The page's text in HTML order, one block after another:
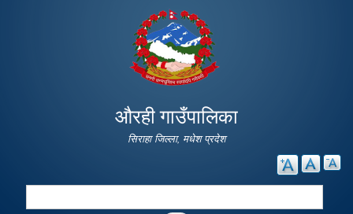
main
content
औरही गाउँपालिका
सिराहा जिल्ला, मधेश प्रदेश
Search